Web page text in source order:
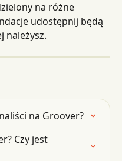
na różne
udostępnij będą
należysz.
na Groover?
Czy jest